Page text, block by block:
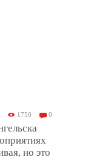
1750 0
но это